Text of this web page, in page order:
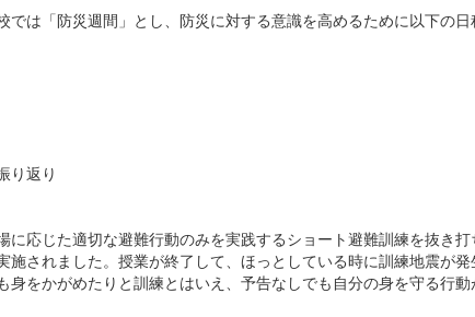
では「防災週間」とし、防災に対する意識を高めるために以下の日
り返り
応じた適切な避難行動のみを実践するショート避難訓練を抜き打
されました。授業が終了して、ほっとしている時に訓練地震が発
をかがめたりと訓練とはいえ、予告なしでも自分の身を守る行